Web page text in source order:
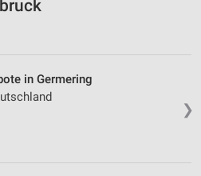
❯
in Germering